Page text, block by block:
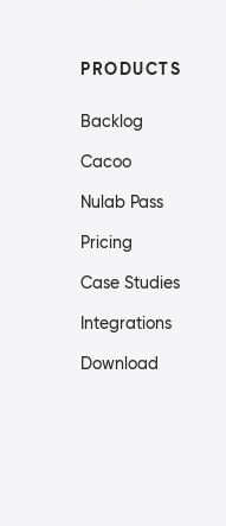
PRODUCTS
Backlog
Cacoo
Nulab Pass
Pricing
Case Studies
Integrations
Download